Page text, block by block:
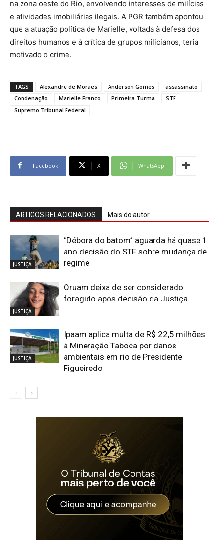
na zona oeste do Rio, envolvendo interesses de milícias
e atividades imobiliárias ilegais. A PGR também apontou
que a atuação política de Marielle, voltada à defesa dos
direitos humanos e à crítica de grupos milicianos, teria
motivado o crime.
TAGS Alexandre de Moraes Anderson Gomes
assassinato
Condenação
Marielle Franco Primeira Turma
STF
Supremo Tribunal Federal
Facebook X WhatsApp
ARTIGOS RELACIONADOS Mais do autor
JUSTIÇA
“Débora do batom” aguarda há quase 1
ano decisão do STF sobre mudança de
regime
JUSTIÇA
Oruam deixa de ser considerado
foragido após decisão da Justiça
JUSTIÇA
Ipaam aplica multa de R$ 22,5 milhões
à Mineração Taboca por danos
ambientais em rio de Presidente
Figueiredo